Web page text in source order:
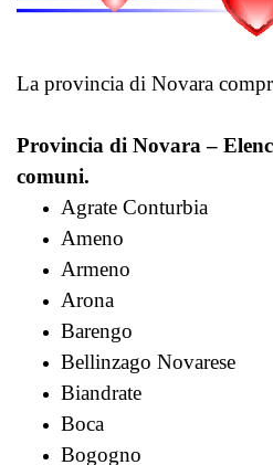
La provincia di Novara
Provincia di Novara –
comuni.
Agrate Conturbia
Ameno
Armeno
Arona
Barengo
Bellinzago Novarese
Biandrate
Boca
Bogogno